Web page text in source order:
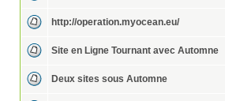
http://operation.myocean.eu/
Site en Ligne Tournant avec Automne
Deux sites sous Automne